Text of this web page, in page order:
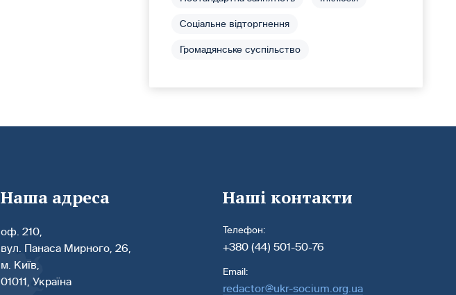
Соціальне відторгнення
Громадянське суспільство
Наша адреса
оф. 210,
вул. Панаса Мирного, 26,
м. Київ,
01011, Україна
Наші контакти
Телефон:
+380 (44) 501-50-76
Email:
redactor@ukr-socium.org.ua